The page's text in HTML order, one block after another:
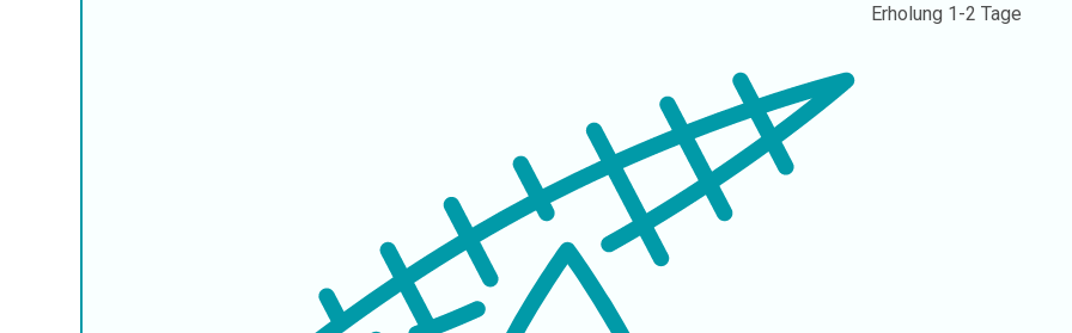
Erholung 1-2 Tage